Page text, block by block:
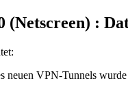
(Netscreen) :
neuen VPN-Tunnels